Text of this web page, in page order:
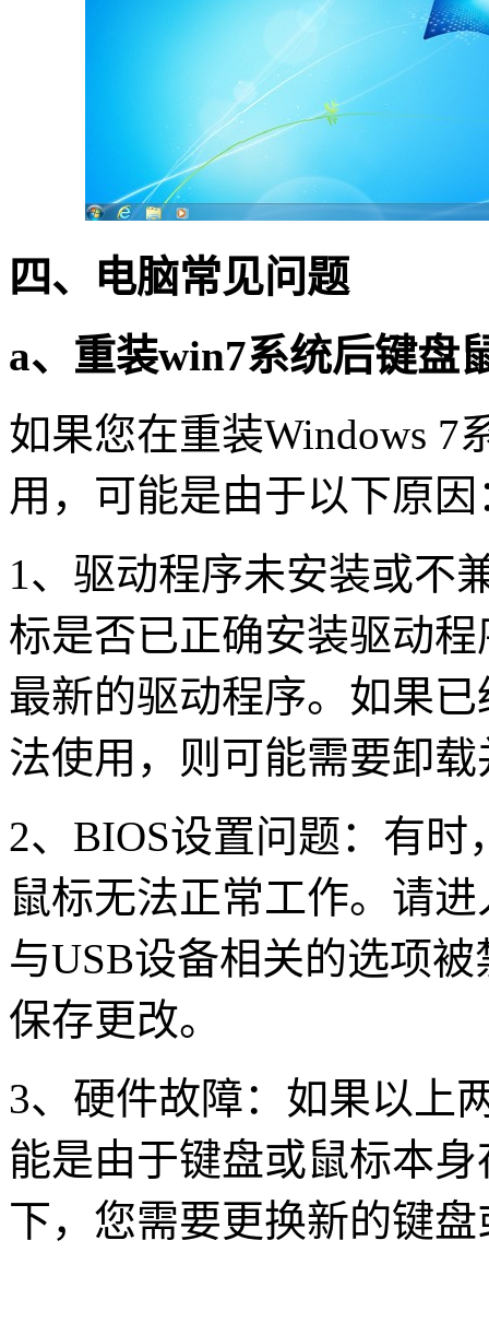
四、电脑常见问题
a、重装win7系统后键盘
如果您在重装Windows 7
用，可能是由于以下原因
1、驱动程序未安装或不
标是否已正确安装驱动
最新的驱动程序。如果
法使用，则可能需要卸
2、BIOS设置问题：有
鼠标无法正常工作。请
与USB设备相关的选项
保存更改。
3、硬件故障：如果以上
能是由于键盘或鼠标本
下，您需要更换新的键